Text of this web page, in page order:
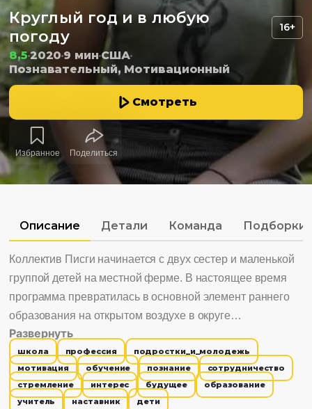
Круглый год и в любую
погоду
16+
8,520209 мин США
Познавательный, Мотивационный
Смотреть
Избранное Поделиться
Описание Детали Команда Подборки
Коллектив Писги начинается с двух сестер и маленькой
группой детей на местной ферме. В настоящее время
программа превратилась в основной элемент раннего
образования на открытом воздухе в округе
Трансильвания в Северной Каролине, занимающийся с
более чем 100 детьми. Сейчас, даже несмотря на такой
рывок, одна деталь остается неизменной: эти две сестры
и их любовь к свежему воздуху.
Развернуть
школа профессия
подростки_и_молодежь
мотивация
обучение познание
сотрудничество
стремление
интерес будущее
образование
учитель
наставник дети